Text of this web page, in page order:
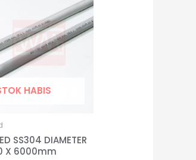
HABIS
SS304 DIAMETER
X 6000mm